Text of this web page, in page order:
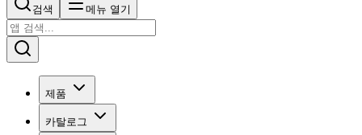
검색 메뉴 열기
제품
카탈로그